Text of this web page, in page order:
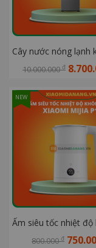
10.000.000đ
800.000đ
NEW